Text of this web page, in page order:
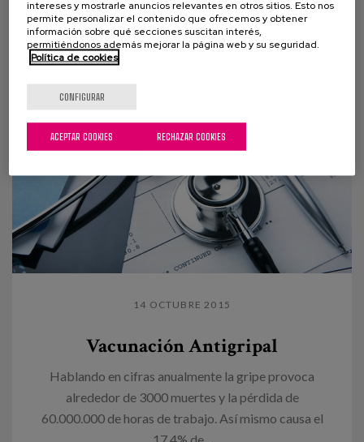
Instituto Gerontológico. Elena del Barrio
(Investigadora) y Mayte Sancho (Directora...
14 OCTUBRE 2015
Vacunación Antigripal
Hablando en cifras anualmente la gripe provoca
alrededor de 3000 muertes y la pérdida de
60.000.000 de horas de trabajo. Así mismo causa el
intereses y mostrarle anuncios relevantes en otros sitios. Esto nos
permite personalizar el contenido que ofrecemos y obtener
información sobre qué secciones suscitan interés,
permitiéndonos además mejorar la página web y su seguridad.
Política de cookies
CONFIGURAR
RECHAZAR COOKIES
ACEPTAR COOKIES